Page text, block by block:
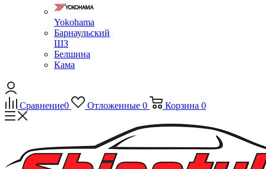
Yokohama
Барнаульский
ШЗ
Белшина
Кама
Сравнение0 Отложенные 0 Корзина 0